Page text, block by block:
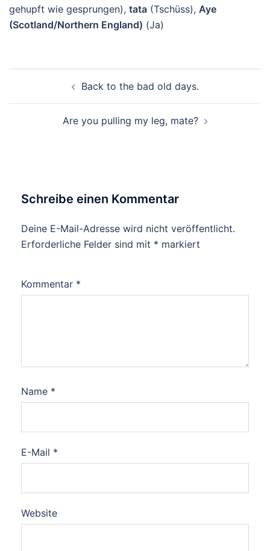
gehupft wie gesprungen), tata (Tschüss), Aye
(Scotland/Northern England) (Ja)
Back to the bad old days.
Are you pulling my leg, mate?
Schreibe einen Kommentar
Deine E-Mail-Adresse wird nicht veröffentlicht.
Erforderliche Felder sind mit * markiert
Kommentar *
Name *
E-Mail *
Website